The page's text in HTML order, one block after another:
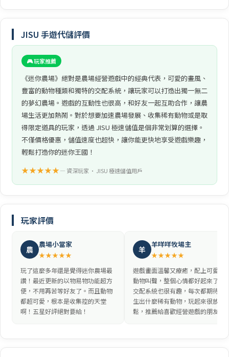
JISU 手遊代儲評價
🎮 玩家推薦
《迷你農場》絕對是農場經營遊戲中的經典代表，可愛的畫風、
豐富的動物種類和獨特的交配系統，讓玩家可以打造出獨一無二
的夢幻農場。遊戲的互動性也很高，和好友一起互助合作，讓農
場生活更加熱鬧。對於想要加速農場發展、收集稀有動物或是取
得限定道具的玩家，透過 JISU 極速儲值是個非常划算的選擇。
不僅價格優惠，儲值速度也超快，讓你能更快地享受遊戲樂趣，
輕鬆打造你的迷你王國！
★★★★★— 資深玩家 • JISU 極速儲值用戶
玩家評價
農 農場小當家
★★★★★
玩了這麼多年還是覺得迷你農場最
讚！最近更新的以物易物功能超方
便，不用再苦等好友了。而且動物
都超可愛，根本是收集控的天堂
啊！五星好評絕對要給！
羊 羊咩咩牧場主
★★★★★
遊戲畫面溫馨又療癒，配上可愛的
動物叫聲，整個心情都好起來了。
交配系統也很有趣，每次都期待會
生出什麼稀有動物，玩起來很放
鬆，推薦給喜歡經營遊戲的朋友。